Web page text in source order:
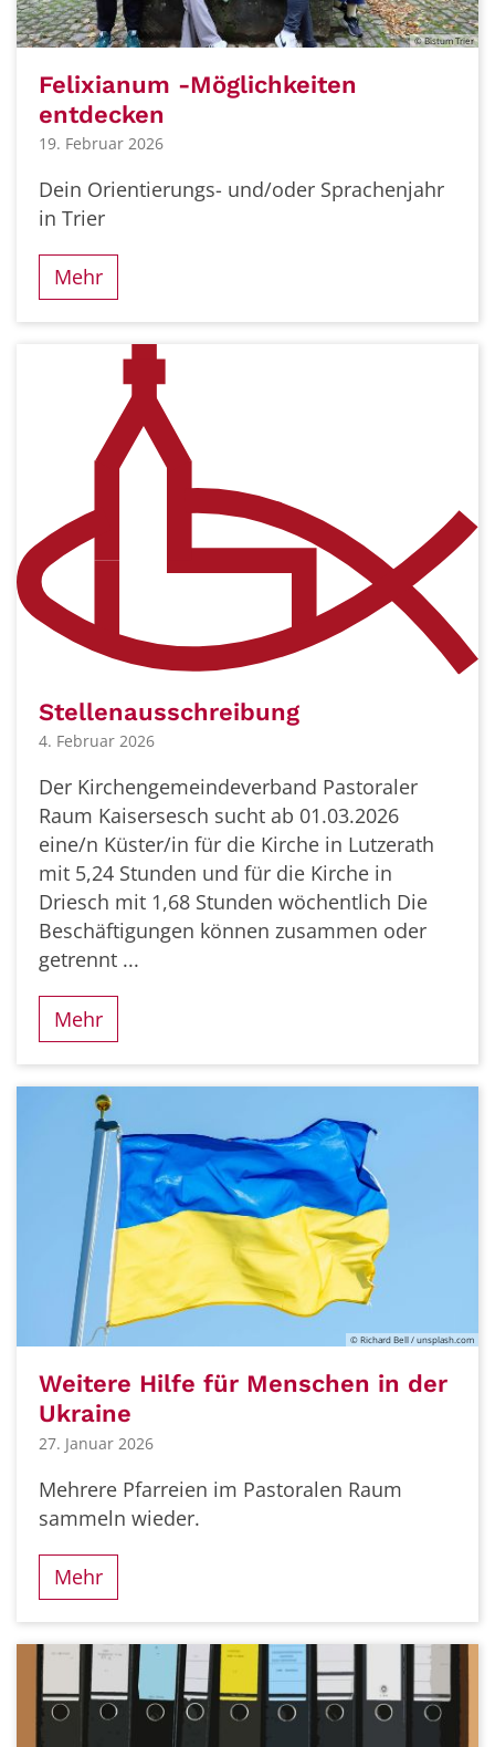
© Bistum Trier
Felixianum -Möglichkeiten
entdecken
19. Februar 2026
Dein Orientierungs- und/oder Sprachenjahr
in Trier
Mehr
Stellenausschreibung
4. Februar 2026
Der Kirchengemeindeverband Pastoraler
Raum Kaisersesch sucht ab 01.03.2026
eine/n Küster/in für die Kirche in Lutzerath
mit 5,24 Stunden und für die Kirche in
Driesch mit 1,68 Stunden wöchentlich Die
Beschäftigungen können zusammen oder
getrennt ...
Mehr
© Richard Bell / unsplash.com
Weitere Hilfe für Menschen in der
Ukraine
27. Januar 2026
Mehrere Pfarreien im Pastoralen Raum
sammeln wieder.
Mehr